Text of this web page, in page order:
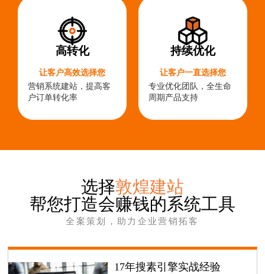
高转化
让客户高效选择您
营销系统建站，提高客
户订单转化率
持续优化
让客户一直选择您
专业优化团队，全生命
周期产品支持
选择敦煌建站
帮您打造会赚钱的系统工具
全案策划，助力企业营销拓客
17年搜素引擎实战经验